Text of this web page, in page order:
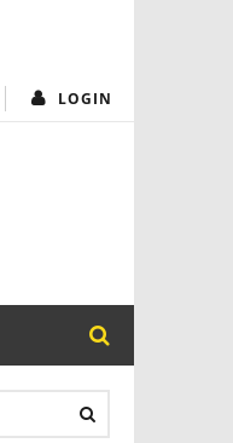
LOGIN